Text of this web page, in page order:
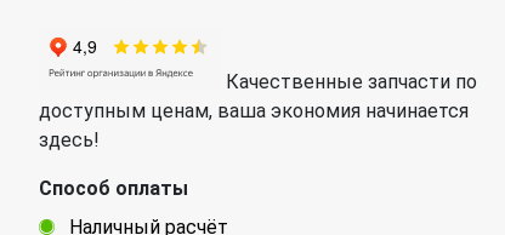
Качественные запчасти по
доступным ценам, ваша экономия начинается
здесь!
Способ оплаты
Наличный расчёт